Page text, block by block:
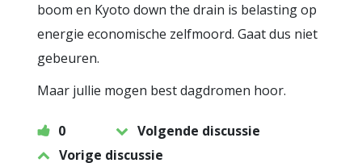
boom en Kyoto down the drain is belasting op
energie economische zelfmoord. Gaat dus niet
gebeuren.
Maar jullie mogen best dagdromen hoor.
0
Volgende discussie
Vorige discussie